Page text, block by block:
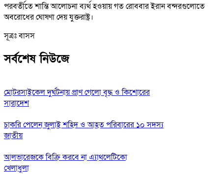
পরবর্তীতে শান্তি আলোচনা ব্যর্থ হওয়ায় গত রোববার ইরান বন্দরগুলোতে
অবরোধের ঘোষণা দেয় যুক্তরাষ্ট্র।
সূত্রঃ বাসস
সর্বশেষ নিউজে
মোটরসাইকেল দুর্ঘটনায় প্রাণ গেলো বৃদ্ধ ও কিশোরের
সারাদেশ
চাকরি পেলেন জুলাই শহিদ ও আহত পরিবারের ১০ সদস্য
জাতীয়
আলভারেজকে বিক্রি করবে না এ্যাথলেটিকো
খেলাধুলা